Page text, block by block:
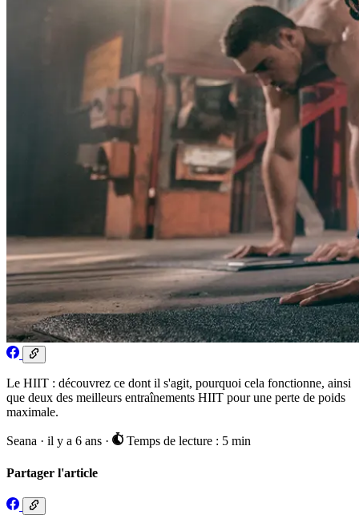
Le HIIT : découvrez ce dont il s'agit, pourquoi cela fonctionne, ainsi
que deux des meilleurs entraînements HIIT pour une perte de poids
maximale.
Seana · il y a 6 ans · Temps de lecture : 5 min
Partager l'article